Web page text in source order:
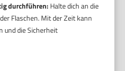
durchführen: Halte dich an die
Flaschen. Mit der Zeit kann
und die Sicherheit